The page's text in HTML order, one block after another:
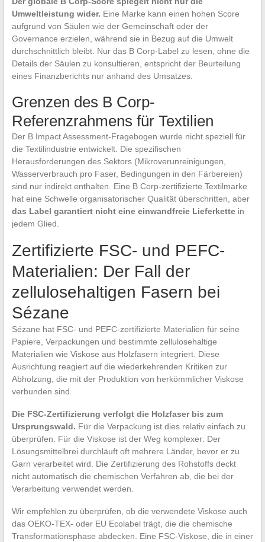
Umweltleistung wider. Eine Marke kann einen hohen Score
aufgrund von Säulen wie der Gemeinschaft oder der
Governance erzielen, während sie in Bezug auf die Umwelt
durchschnittlich bleibt. Nur das B Corp-Label zu lesen, ohne die
Details der Säulen zu konsultieren, entspricht der Beurteilung
eines Finanzberichts nur anhand des Umsatzes.
Grenzen des B Corp-
Referenzrahmens für Textilien
Der B Impact Assessment-Fragebogen wurde nicht speziell für
die Textilindustrie entwickelt. Die spezifischen
Herausforderungen des Sektors (Mikroverunreinigungen,
Wasserverbrauch pro Faser, Bedingungen in den Färbereien)
sind nur indirekt enthalten. Eine B Corp-zertifizierte Textilmarke
hat eine Schwelle organisatorischer Qualität überschritten, aber
das Label garantiert nicht eine einwandfreie Lieferkettein
jedem Glied.
Zertifizierte FSC- und PEFC-
Materialien: Der Fall der
zellulosehaltigen Fasern bei
Sézane
Sézane hat FSC- und PEFC-zertifizierte Materialien für seine
Papiere, Verpackungen und bestimmte zellulosehaltige
Materialien wie Viskose aus Holzfasern integriert. Diese
Ausrichtung reagiert auf die wiederkehrenden Kritiken zur
Abholzung, die mit der Produktion von herkömmlicher Viskose
verbunden sind.
Die FSC-Zertifizierung verfolgt die Holzfaser bis zum
Ursprungswald. Für die Verpackung ist dies relativ einfach zu
überprüfen. Für die Viskose ist der Weg komplexer: Der
Lösungsmittelbrei durchläuft oft mehrere Länder, bevor er zu
Garn verarbeitet wird. Die Zertifizierung des Rohstoffs deckt
nicht automatisch die chemischen Verfahren ab, die bei der
Verarbeitung verwendet werden.
Wir empfehlen zu überprüfen, ob die verwendete Viskose auch
das OEKO-TEX- oder EU Ecolabel trägt, die die chemische
Transformationsphase abdecken. Eine FSC-Viskose, die in einer